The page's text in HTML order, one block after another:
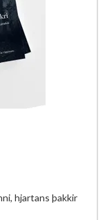
hjartans þakkir